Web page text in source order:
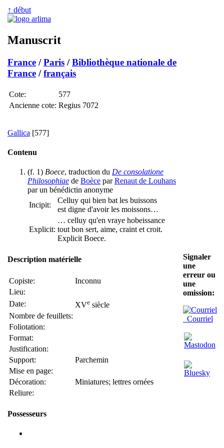
↑ début
Manuscrit
France /Paris /Bibliothèque nationale de
France /français
Cote:
577
Ancienne cote: Regius 7072
Gallica [577]
Contenu
(f. 1) Boece, traduction du De consolatione
Philosophiae de Boèce parRenaut de Louhans
par un bénédictin anonyme
Incipit:
Celluy qui bien bat les buissons
est digne d'avoir les moissons…
Explicit:
… celluy qu'en vraye hobeissance
tout bon sert, aime, craint et croit.
Explicit Boece.
Description matérielle
Copiste:
Inconnu
Lieu:
Date:
XVe siècle
Nombre de feuillets:
Foliotation:
Format:
Justification:
Support:
Parchemin
Mise en page:
Décoration:
Miniatures; lettres ornées
Reliure:
Possesseurs
Signaler
une
erreur ou
une
omission:
Courriel